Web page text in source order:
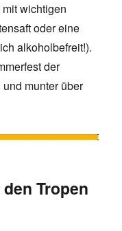
wichtigen
oder eine
alkoholbefreit!).
der
munter über
Tropen